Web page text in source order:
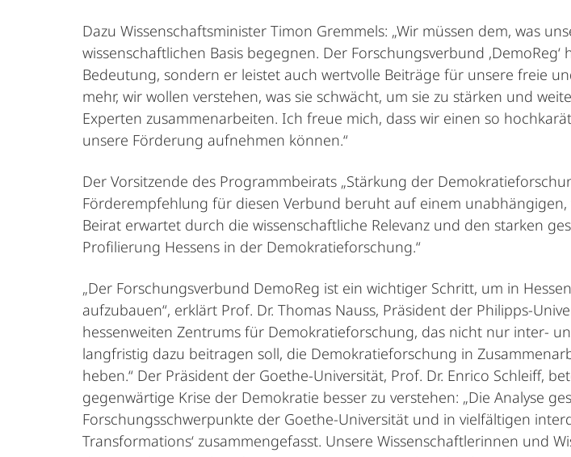
Dazu Wissenschaftsminister Timon Gremmels: „Wir müssen dem, was
wissenschaftlichen Basis begegnen. Der Forschungsverbund
Bedeutung, sondern er leistet auch wertvolle Beiträge für unsere freie
mehr, wir wollen verstehen, was sie schwächt, um sie zu stärken und
Experten zusammenarbeiten. Ich freue mich, dass wir einen so
unsere Förderung aufnehmen können.“
Der Vorsitzende des Programmbeirats „Stärkung der
Förderempfehlung für diesen Verbund beruht auf einem
Beirat erwartet durch die wissenschaftliche Relevanz und den starken
Profilierung Hessens in der Demokratieforschung.“
„Der Forschungsverbund DemoReg ist ein wichtiger Schritt, um in
aufzubauen“, erklärt Prof. Dr. Thomas Nauss, Präsident der Philipps-
hessenweiten Zentrums für Demokratieforschung, das nicht nur inter-
langfristig dazu beitragen soll, die Demokratieforschung in
heben.“ Der Präsident der Goethe-Universität, Prof. Dr. Enrico Schleiff,
gegenwärtige Krise der Demokratie besser zu verstehen: „Die Analyse
Forschungsschwerpunkte der Goethe-Universität und in vielfältigen
Transformations‘ zusammengefasst. Unsere Wissenschaftlerinnen und